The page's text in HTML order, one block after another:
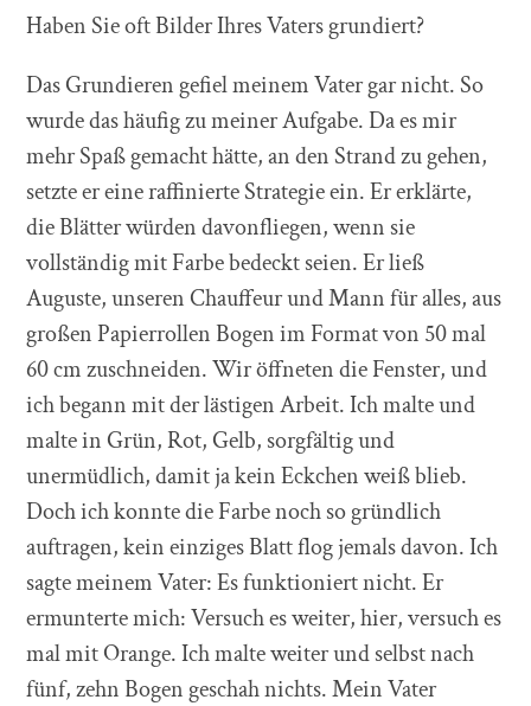
Haben Sie oft Bilder Ihres Vaters grundiert?
Das Grundieren gefiel meinem Vater gar nicht. So
wurde das häufig zu meiner Aufgabe. Da es mir
mehr Spaß gemacht hätte, an den Strand zu gehen,
setzte er eine raffinierte Strategie ein. Er erklärte,
die Blätter würden davonfliegen, wenn sie
vollständig mit Farbe bedeckt seien. Er ließ
Auguste, unseren Chauffeur und Mann für alles, aus
großen Papierrollen Bogen im Format von 50 mal
60 cm zuschneiden. Wir öffneten die Fenster, und
ich begann mit der lästigen Arbeit. Ich malte und
malte in Grün, Rot, Gelb, sorgfältig und
unermüdlich, damit ja kein Eckchen weiß blieb.
Doch ich konnte die Farbe noch so gründlich
auftragen, kein einziges Blatt flog jemals davon. Ich
sagte meinem Vater: Es funktioniert nicht. Er
ermunterte mich: Versuch es weiter, hier, versuch es
mal mit Orange. Ich malte weiter und selbst nach
fünf, zehn Bogen geschah nichts. Mein Vater